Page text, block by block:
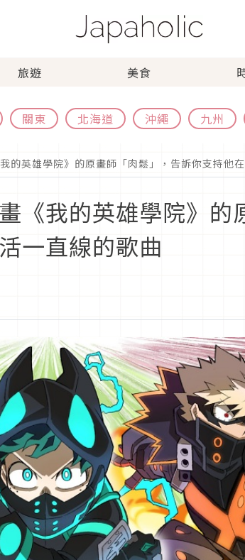
旅遊 美食
關東 北海道 沖繩 九州
的英雄學院》的原畫師「肉鬆」，告訴你支持他
《我的英雄學院》
一直線的歌曲